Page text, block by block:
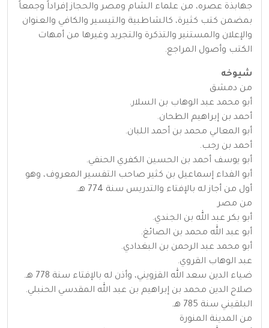
جهابذة عصره، من علماء الشام ومصر والحجاز إفراداً وجمعاً
بمضمن كتب كثيرة، كالشاطبية والتيسير والكافي والعنوان
والإعلان والمستنير والتذكرة والتجريد وغيرها من أمهات
الكتب وأصول المراجع.
شيوخه
من دمشق
أبو محمد عبد الوهاب بن السلار.
أحمد بن إبراهيم الطحان.
أبو المعالي محمد بن أحمد اللبان.
أحمد بن رجب.
أبو يوسف أحمد بن الحسين الكفري الحنفي.
أبو الفداء إسماعيل بن كثير صاحب التفسير المعروف، وهو
أول من أجاز له بالإفتاء والتدريس سنة 774 هـ.
من مصر
أبو بكر عبد الله بن الجندي.
أبو عبد الله محمد بن الصائغ.
أبو محمد عبد الرحمن بن البغدادي.
عبد الوهاب القروي.
ضياء الدين سعد الله القزويني، وأذن له بالإفتاء سنة 778 هـ.
صلاح الدين محمد بن إبراهيم بن عبد الله المقدسي الحنبلي.
البلقيني سنة 785 هـ.
من المدينة المنورة